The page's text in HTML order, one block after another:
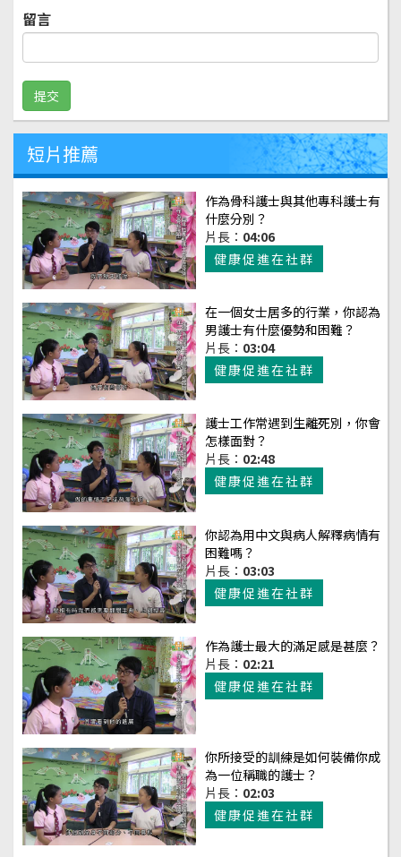
留言
短片推薦
作為骨科護士與其他專科護士有
什麼分別？
片長： 04:06
健康促進在社群
在一個女士居多的行業，你認為
男護士有什麼優勢和困難？
片長： 03:04
健康促進在社群
護士工作常遇到生離死別，你會
怎樣面對？
片長： 02:48
健康促進在社群
你認為用中文與病人解釋病情有
困難嗎？
片長： 03:03
健康促進在社群
作為護士最大的滿足感是甚麼？
片長： 02:21
健康促進在社群
你所接受的訓練是如何裝備你成
為一位稱職的護士？
片長： 02:03
健康促進在社群